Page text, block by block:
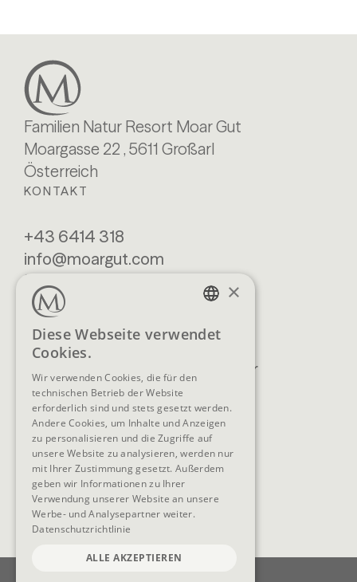
Familien Natur Resort Moar Gut
Moargasse 22 , 5611 Großarl
Österreich
KONTAKT
+43 6414 318
info@moargut.com
SERVICES
Lage & Anreise
Blog
FAQ
Buchen
Anfragen
Newsletter
AGB
SOCIAL MEDIA
×
Diese Webseite verwendet
Cookies.
Wir verwenden Cookies, die für den
technischen Betrieb der Website
erforderlich sind und stets gesetzt werden.
Andere Cookies, um Inhalte und Anzeigen
zu personalisieren und die Zugriffe auf
unsere Website zu analysieren, werden nur
mit Ihrer Zustimmung gesetzt. Außerdem
geben wir Informationen zu Ihrer
Verwendung unserer Website an unsere
Werbe- und Analysepartner weiter.
Datenschutzrichtlinie
ALLE AKZEPTIEREN